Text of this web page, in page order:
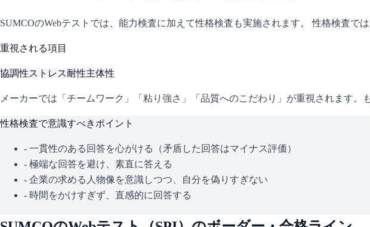
SUMCOのWebテストでは、能力検査に加えて性格検査も実施されます。 性格検査で
重視される項目
協調性ストレス耐性主体性
メーカーでは「チームワーク」「粘り強さ」「品質へのこだわり」が重視されます。
性格検査で意識すべきポイント
- 一貫性のある回答を心がける（矛盾した回答はマイナス評価）
- 極端な回答を避け、素直に答える
- 企業の求める人物像を意識しつつ、自分を偽りすぎない
- 時間をかけすぎず、直感的に回答する